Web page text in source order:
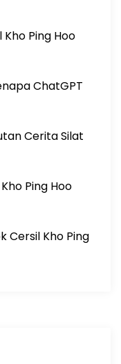
Ping Hoo
ChatGPT
Cerita Silat
Ping Hoo
Cersil Kho Ping